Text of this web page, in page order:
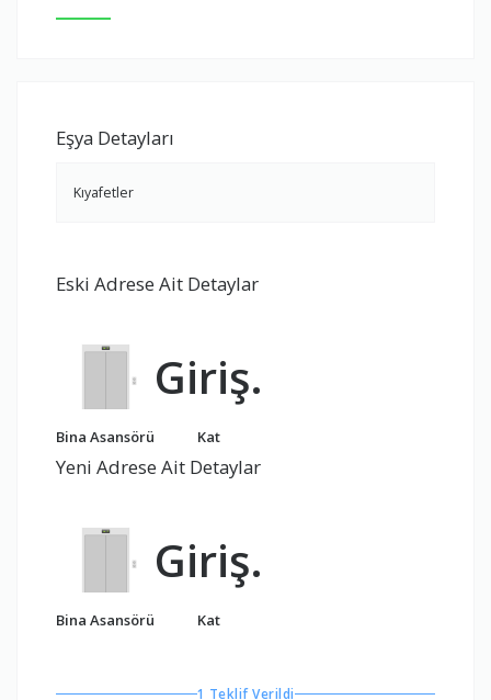
Eşya Detayları
Kıyafetler
Eski Adrese Ait Detaylar
Bina Asansörü
Giriş.
Kat
Yeni Adrese Ait Detaylar
Bina Asansörü
Giriş.
Kat
1 Teklif Verildi